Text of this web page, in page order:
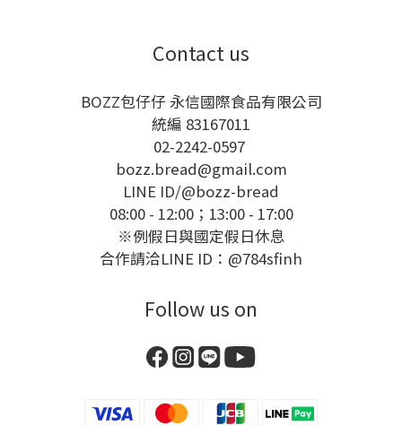
Contact us
BOZZ包仔仔 永信國際食品有限公司
統編 83167011
02-2242-0597
bozz.bread@gmail.com
LINE ID/@bozz-bread
08:00 - 12:00；13:00 - 17:00
※例假日與國定假日休息
合作請洽LINE ID：@784sfinh
Follow us on